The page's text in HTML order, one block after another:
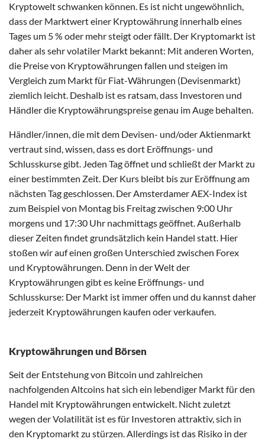
Kryptowelt schwanken können. Es ist nicht ungewöhnlich,
dass der Marktwert einer Kryptowährung innerhalb eines
Tages um 5 % oder mehr steigt oder fällt. Der Kryptomarkt ist
daher als sehr volatiler Markt bekannt: Mit anderen Worten,
die Preise von Kryptowährungen fallen und steigen im
Vergleich zum Markt für Fiat-Währungen (Devisenmarkt)
ziemlich leicht. Deshalb ist es ratsam, dass Investoren und
Händler die Kryptowährungspreise genau im Auge behalten.
Händler/innen, die mit dem Devisen- und/oder Aktienmarkt
vertraut sind, wissen, dass es dort Eröffnungs- und
Schlusskurse gibt. Jeden Tag öffnet und schließt der Markt zu
einer bestimmten Zeit. Der Kurs bleibt bis zur Eröffnung am
nächsten Tag geschlossen. Der Amsterdamer AEX-Index ist
zum Beispiel von Montag bis Freitag zwischen 9:00 Uhr
morgens und 17:30 Uhr nachmittags geöffnet. Außerhalb
dieser Zeiten findet grundsätzlich kein Handel statt. Hier
stoßen wir auf einen großen Unterschied zwischen Forex
und Kryptowährungen. Denn in der Welt der
Kryptowährungen gibt es keine Eröffnungs- und
Schlusskurse: Der Markt ist immer offen und du kannst daher
jederzeit Kryptowährungen kaufen oder verkaufen.
Kryptowährungen und Börsen
Seit der Entstehung von Bitcoin und zahlreichen
nachfolgenden Altcoins hat sich ein lebendiger Markt für den
Handel mit Kryptowährungen entwickelt. Nicht zuletzt
wegen der Volatilität ist es für Investoren attraktiv, sich in
den Kryptomarkt zu stürzen. Allerdings ist das Risiko in der